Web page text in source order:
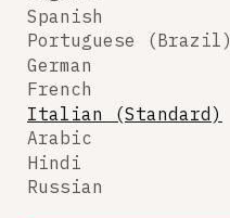
Spanish
Portuguese (Brazil)
German
French
Italian (Standard)
Arabic
Hindi
Russian